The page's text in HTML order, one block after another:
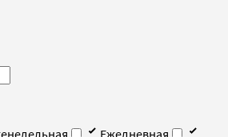
Ежедневная